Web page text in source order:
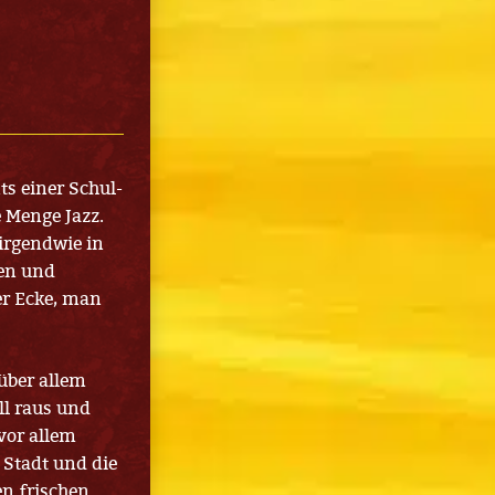
einer Schul-
Jazz.
in
und
Ecke, man
allem
raus und
allem
und die